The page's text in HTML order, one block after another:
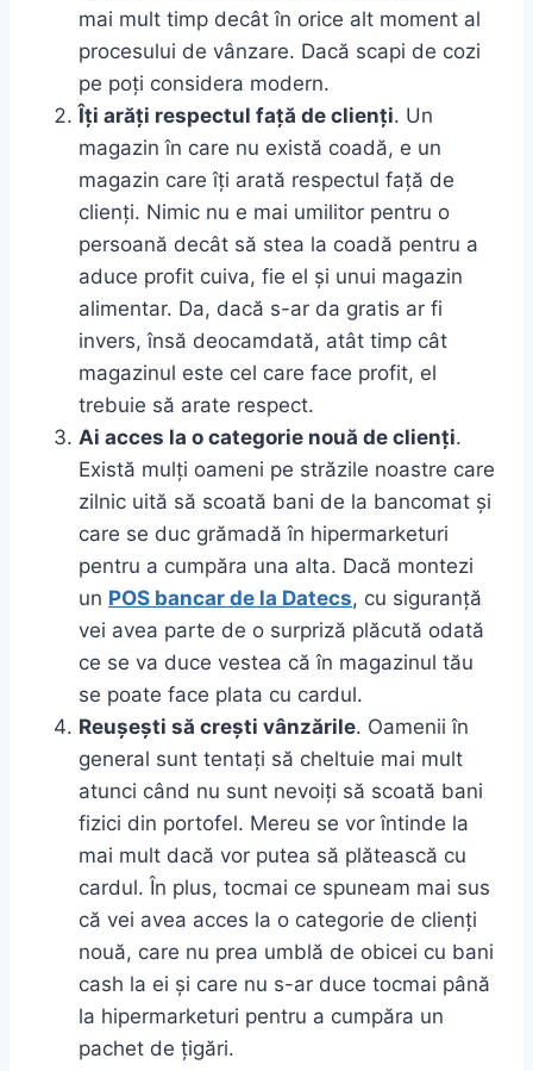
mai mult timp decât în orice alt moment al
procesului de vânzare. Dacă scapi de cozi
pe poți considera modern.
Îți arăți respectul față de clienți. Un
magazin în care nu există coadă, e un
magazin care îți arată respectul față de
clienți. Nimic nu e mai umilitor pentru o
persoană decât să stea la coadă pentru a
aduce profit cuiva, fie el și unui magazin
alimentar. Da, dacă s-ar da gratis ar fi
invers, însă deocamdată, atât timp cât
magazinul este cel care face profit, el
trebuie să arate respect.
Ai acces la o categorie nouă de clienți.
Există mulți oameni pe străzile noastre care
zilnic uită să scoată bani de la bancomat și
care se duc grămadă în hipermarketuri
pentru a cumpăra una alta. Dacă montezi
un POS bancar de la Datecs, cu siguranță
vei avea parte de o surpriză plăcută odată
ce se va duce vestea că în magazinul tău
se poate face plata cu cardul.
Reușești să crești vânzările. Oamenii în
general sunt tentați să cheltuie mai mult
atunci când nu sunt nevoiți să scoată bani
fizici din portofel. Mereu se vor întinde la
mai mult dacă vor putea să plătească cu
cardul. În plus, tocmai ce spuneam mai sus
că vei avea acces la o categorie de clienți
nouă, care nu prea umblă de obicei cu bani
cash la ei și care nu s-ar duce tocmai până
la hipermarketuri pentru a cumpăra un
pachet de țigări.